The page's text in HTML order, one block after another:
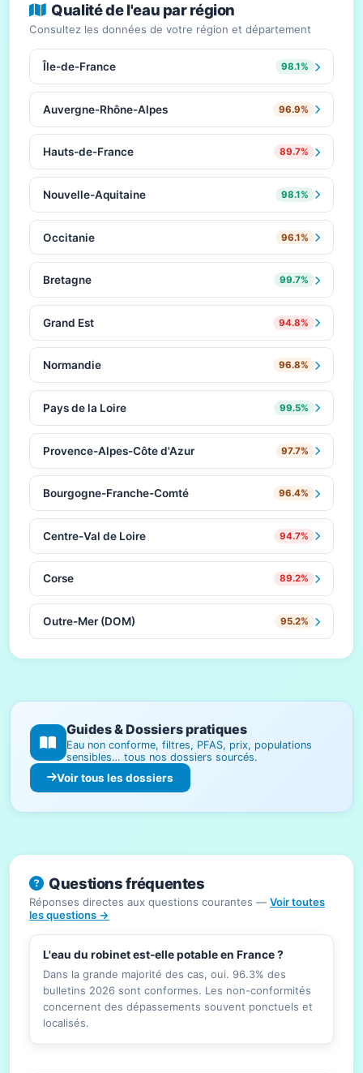
Qualité de l'eau par région
Consultez les données de votre région et département
Île-de-France 98.1%
Auvergne-Rhône-Alpes 96.9%
Hauts-de-France 89.7%
Nouvelle-Aquitaine 98.1%
Occitanie 96.1%
Bretagne 99.7%
Grand Est 94.8%
Normandie 96.8%
Pays de la Loire 99.5%
Provence-Alpes-Côte d'Azur 97.7%
Bourgogne-Franche-Comté 96.4%
Centre-Val de Loire 94.7%
Corse 89.2%
Outre-Mer (DOM) 95.2%
Guides & Dossiers pratiques
Eau non conforme, filtres, PFAS, prix, populations
sensibles… tous nos dossiers sourcés.
Voir tous les dossiers
Questions fréquentes
Réponses directes aux questions courantes — Voir toutes
les questions →
L'eau du robinet est-elle potable en France ?
Dans la grande majorité des cas, oui. 96.3% des
bulletins 2026 sont conformes. Les non-conformités
concernent des dépassements souvent ponctuels et
localisés.